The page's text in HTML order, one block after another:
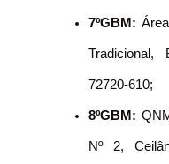
7ºGBM:
Tradicional,
72720‐610;
8ºGBM:
Nº 2,